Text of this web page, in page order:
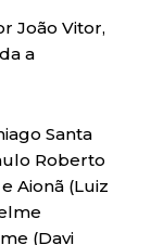
João Vitor,
a
Santa
Roberto
Aionã (Luiz
(Davi